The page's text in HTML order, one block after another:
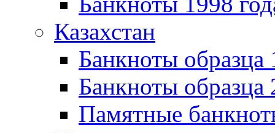
Казахстан
Банкноты
Банкноты образца
Памятные